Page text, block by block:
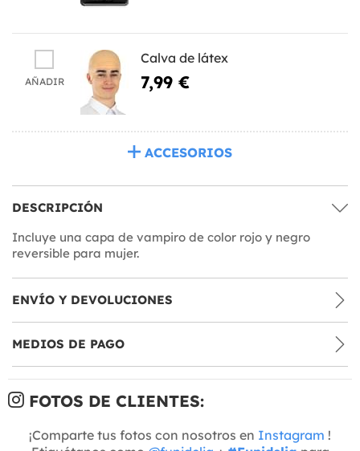
AÑADIR
Calva de látex
7,99 €
ACCESORIOS
DESCRIPCIÓN
Incluye una capa de vampiro de color rojo y negro
reversible para mujer.
ENVÍO Y DEVOLUCIONES
MEDIOS DE PAGO
FOTOS DE CLIENTES:
¡Comparte tus fotos con nosotros en Instagram !